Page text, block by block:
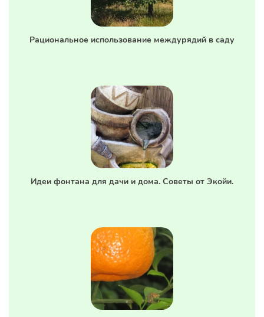
Рациональное использование междурядий в саду
Идеи фонтана для дачи и дома. Советы от Экойи.